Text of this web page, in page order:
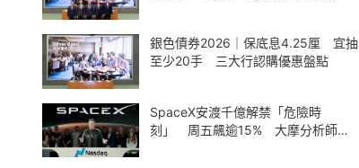
銀色債券2026｜保底息4.25厘 宜抽
至少20手 三大行認購優惠盤點
SpaceX安渡千億解禁「危險時
刻」 周五飆逾15% 大摩分析師神